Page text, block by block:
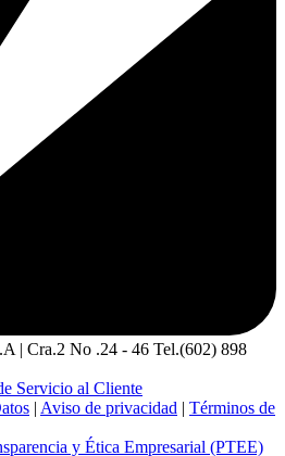
| Cra.2 No .24 - 46 Tel.(602) 898
Servicio al Cliente
| Aviso de privacidad | Términos de
y Ética Empresarial (PTEE)